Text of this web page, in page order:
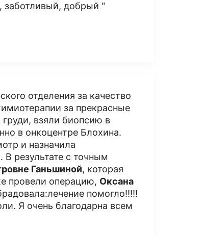
заботливый, добрый "
отделения за качество
за прекрасные
взяли биопсию в
в онкоцентре Блохина.
и назначила
В результате с точным
Ганьшиной, которая
провели операцию, Оксана
помогло!!!!!
Я очень благодарна всем